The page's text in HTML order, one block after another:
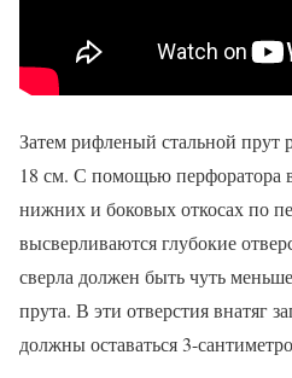
Затем рифленый стальной прут
18 см. С помощью перфоратора
нижних и боковых откосах по
высверливаются глубокие
сверла должен быть чуть
прута. В эти отверстия внатяг
должны оставаться 3-